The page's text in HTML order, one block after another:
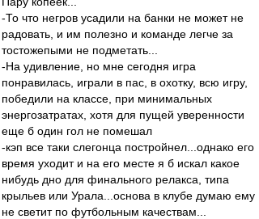
-То что негров усадили на банки не может не
радовать, и им полезно и команде легче за
тостожепыми не подметать...
-На удивление, но мне сегодня игра
понравилась, играли в пас, в охотку, всю игру,
победили на классе, при минимальных
энергозатратах, хотя для пущей уверенности
еще б один гол не помешал
-кэп все таки слегонца постройнел...однако его
время уходит и на его месте я б искал какое
нибудь дно для финального релакса, типа
крыльев или Урала...основа в клубе думаю ему
не светит по футбольным качествам...